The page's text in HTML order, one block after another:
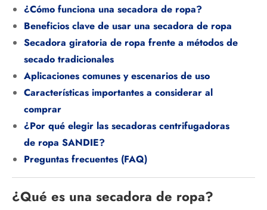
¿Cómo funciona una secadora de ropa?
Beneficios clave de usar una secadora de ropa
Secadora giratoria de ropa frente a métodos de
secado tradicionales
Aplicaciones comunes y escenarios de uso
Características importantes a considerar al
comprar
¿Por qué elegir las secadoras centrifugadoras
de ropa SANDIE?
Preguntas frecuentes (FAQ)
¿Qué es una secadora de ropa?